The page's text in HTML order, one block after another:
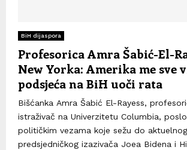
BiH dijaspora
Profesorica Amra Šabić-El-
New Yorka: Amerika me sve
podsjeća na BiH uoči rata
Bišćanka Amra Šabić El-Rayess,
istraživač na Univerzitetu Columbia,
političkim vezama koje sežu do aktuelnog
predsjedničkog izazivača Joea Bidena i